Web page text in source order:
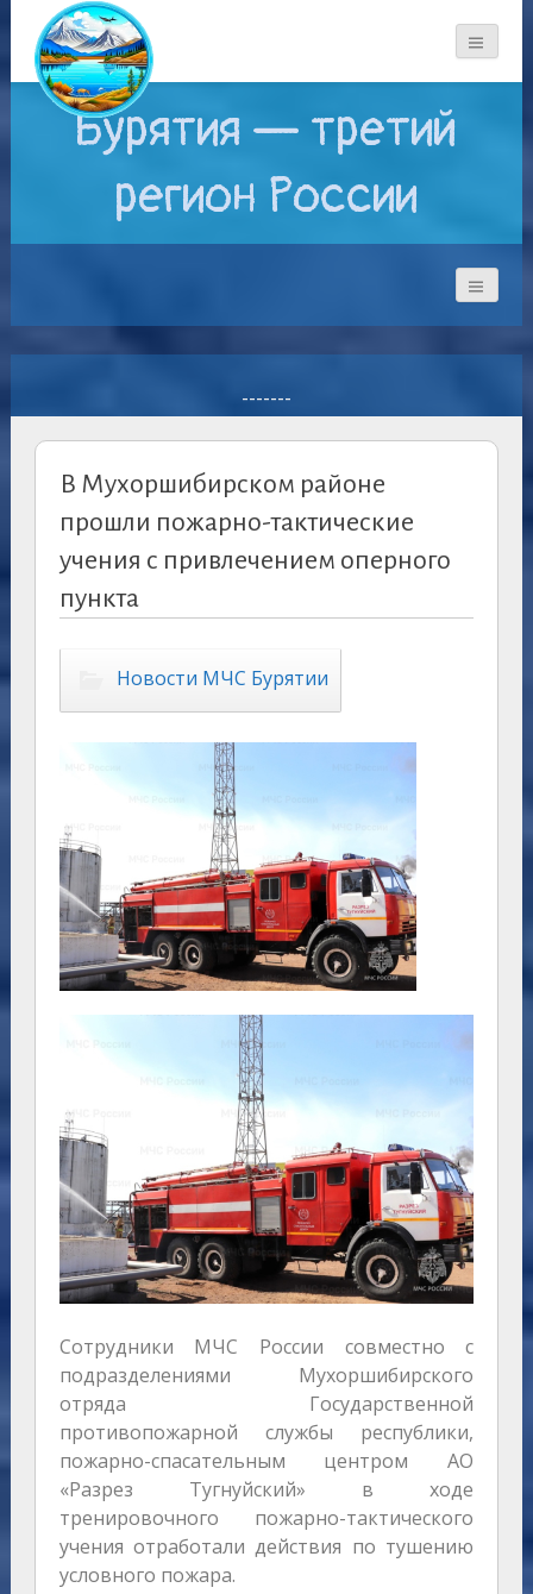
Бурятия — третий
регион России
-------
В Мухоршибирском районе
прошли пожарно-тактические
учения с привлечением оперного
пункта
Новости МЧС Бурятии
Сотрудники МЧС России совместно с
подразделениями Мухоршибирского
отряда Государственной
противопожарной службы республики,
пожарно-спасательным центром АО
«Разрез Тугнуйский» в ходе
тренировочного пожарно-тактического
учения отработали действия по тушению
условного пожара.